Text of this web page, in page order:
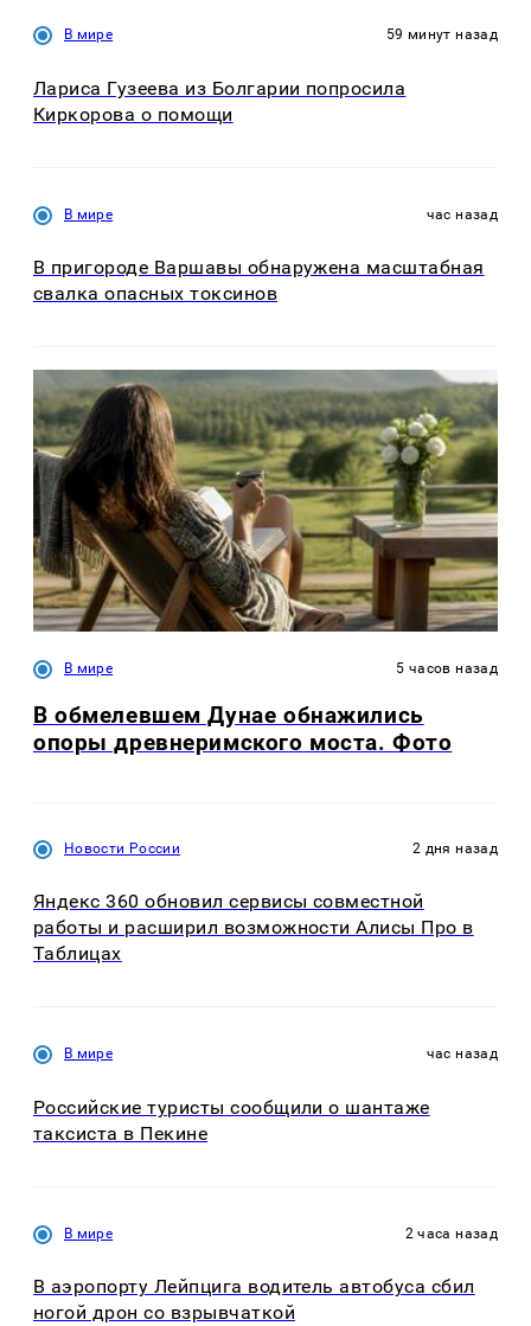
В мире 59 минут назад
Лариса Гузеева из Болгарии попросила
Киркорова о помощи
В мире час назад
В пригороде Варшавы обнаружена масштабная
свалка опасных токсинов
В мире 5 часов назад
В обмелевшем Дунае обнажились
опоры древнеримского моста. Фото
Новости России 2 дня назад
Яндекс 360 обновил сервисы совместной
работы и расширил возможности Алисы Про в
Таблицах
В мире час назад
Российские туристы сообщили о шантаже
таксиста в Пекине
В мире 2 часа назад
В аэропорту Лейпцига водитель автобуса сбил
ногой дрон со взрывчаткой